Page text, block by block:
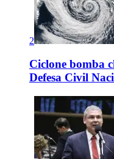
2
Ciclone bomba
Defesa Civil